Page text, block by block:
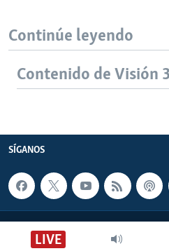
LIVE
Continúe leyendo
Contenido de Visión
SÍGANOS